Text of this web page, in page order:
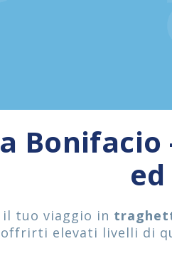
Bonifacio
il tuo viaggio in
elevati livelli di